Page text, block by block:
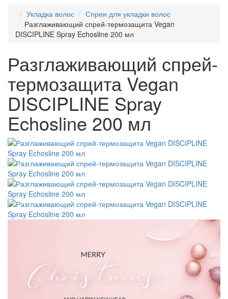
Укладка волос
Спреи для укладки волос
Разглаживающий спрей-термозащита Vegan
DISCIPLINE Spray Echosline 200 мл
Разглаживающий спрей-
термозащита Vegan
DISCIPLINE Spray
Echosline 200 мл